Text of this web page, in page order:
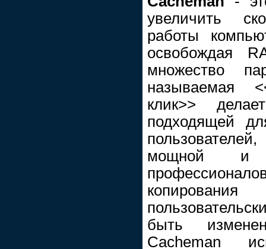
увеличить
работы
освобождая
множество
называемая
клик>>
подходящей
мощной и
быть
Cacheman